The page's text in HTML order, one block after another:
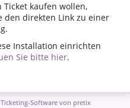
Ticket kaufen wollen,
den direkten Link zu einer
Installation einrichten
Sie bitte hier.
Software von pretix